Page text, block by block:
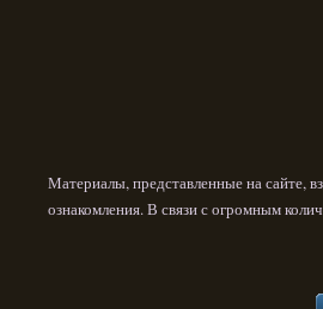
Материалы, представленные на сайте,
ознакомления. В связи с огромным